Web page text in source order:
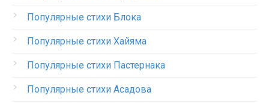
Популярные стихи Блока
Популярные стихи Хайяма
Популярные стихи Пастернака
Популярные стихи Асадова